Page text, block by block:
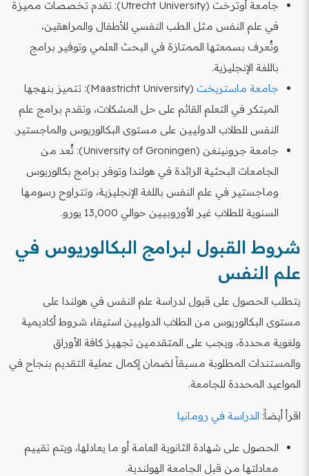
جامعة أوترخت (Utrecht University): تقدم تخصصات مميزة
في علم النفس مثل الطب النفسي للأطفال والمراهقين،
وتُعرف بسمعتها الممتازة في البحث العلمي وتوفير برامج
باللغة الإنجليزية.
جامعة ماستريخت
(Maastricht University): تتميز بنهجها
المبتكر في التعلم القائم على حل المشكلات، وتقدم برامج علم
النفس للطلاب الدوليين على مستوى البكالوريوس والماجستير.
جامعة جرونينغن (University of Groningen): تُعد من
الجامعات البحثية الرائدة في هولندا وتوفر برامج بكالوريوس
وماجستير في علم النفس باللغة الإنجليزية، وتتراوح رسومها
السنوية للطلاب غير الأوروبيين حوالي 13,000 يورو.
شروط القبول لبرامج البكالوريوس في
علم النفس
يتطلب الحصول على قبول لدراسة علم النفس في هولندا على
مستوى البكالوريوس من الطلاب الدوليين استيفاء شروط أكاديمية
ولغوية محددة، ويجب على المتقدمين تجهيز كافة الأوراق
والمستندات المطلوبة مسبقاً لضمان إكمال عملية التقديم بنجاح في
المواعيد المحددة للجامعة.
اقرأ أيضاً: الدراسة في رومانيا
الحصول على شهادة الثانوية العامة أو ما يعادلها، ويتم تقييم
معادلتها من قبل الجامعة الهولندية.